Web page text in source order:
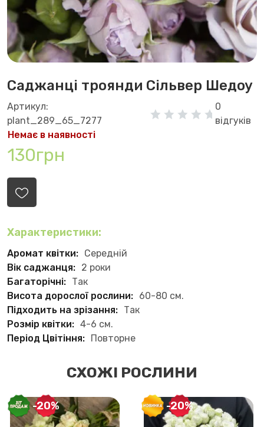
Саджанці троянди Сільвер Шедоу
Артикул:
plant_289_65_7277
0
відгуків
Немає в наявності
130грн
Характеристики:
Аромат квітки: Середній
Вік саджанця: 2 роки
Багаторічні: Так
Висота дорослої рослини: 60-80 см.
Підходить на зрізання: Так
Розмір квітки: 4-6 см.
Період Цвітіння: Повторне
СХОЖІ РОСЛИНИ
-20% -20%